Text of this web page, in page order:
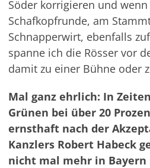
Söder korrigieren und
Schafkopfrunde, am
Schnapperwirt, ebenfalls
spanne ich die Rösser vor
damit zu einer Bühne oder
Mal ganz ehrlich: In
Grünen bei über 20
ernsthaft nach der
Kanzlers Robert Habeck
nicht mal mehr in